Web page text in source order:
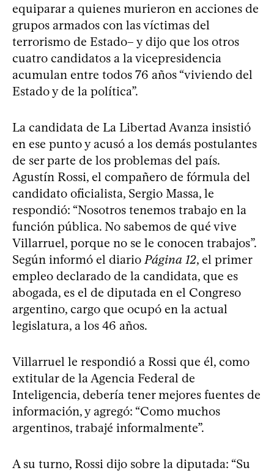
equiparar a quienes murieron en acciones de
grupos armados con las víctimas del
terrorismo de Estado– y dijo que los otros
cuatro candidatos a la vicepresidencia
acumulan entre todos 76 años “viviendo del
Estado y de la política”.
La candidata de La Libertad Avanza insistió
en ese punto y acusó a los demás postulantes
de ser parte de los problemas del país.
Agustín Rossi, el compañero de fórmula del
candidato oficialista, Sergio Massa, le
respondió: “Nosotros tenemos trabajo en la
función pública. No sabemos de qué vive
Villarruel, porque no se le conocen trabajos”.
Según informó el diario Página 12, el primer
empleo declarado de la candidata, que es
abogada, es el de diputada en el Congreso
argentino, cargo que ocupó en la actual
legislatura, a los 46 años.
Villarruel le respondió a Rossi que él, como
extitular de la Agencia Federal de
Inteligencia, debería tener mejores fuentes de
información, y agregó: “Como muchos
argentinos, trabajé informalmente”.
A su turno, Rossi dijo sobre la diputada: “Su